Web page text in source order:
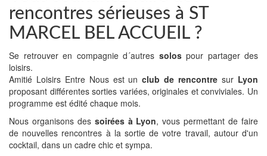
rencontres sérieuses à ST
MARCEL BEL ACCUEIL ?
Se retrouver en compagnie d´autres solospour partager des
loisirs.
Amitié Loisirs Entre Nous est unclub de rencontre sur Lyon
proposant différentes sorties variées, originales et conviviales. Un
programme est édité chaque mois.
Nous organisons des soirées à Lyon, vous permettant de faire
de nouvelles rencontres à la sortie de votre travail, autour d'un
cocktail, dans un cadre chic et sympa.